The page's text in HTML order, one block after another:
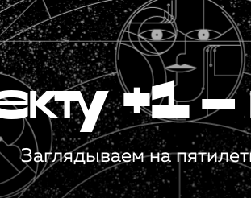
+1 —
Заглядываем на